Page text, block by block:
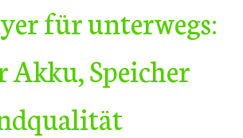
für unterwegs:
Akku, Speicher